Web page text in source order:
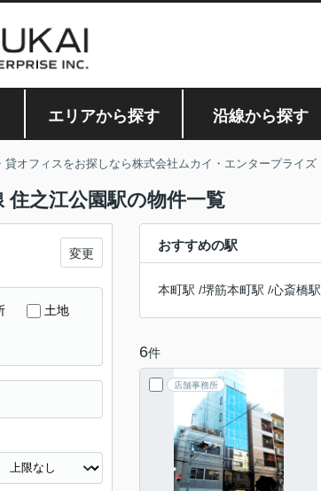
エリアから探す 沿線から探す
貸オフィスをお探しなら株式会社ムカイ・エンタープライズ
住之江公園駅の物件一覧
おすすめの駅
本町駅 /堺筋本町駅 /心斎橋駅
6件
店舗事務所
変更
土地